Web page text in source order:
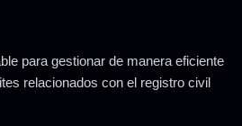
para gestionar de manera eficiente
relacionados con el registro civil